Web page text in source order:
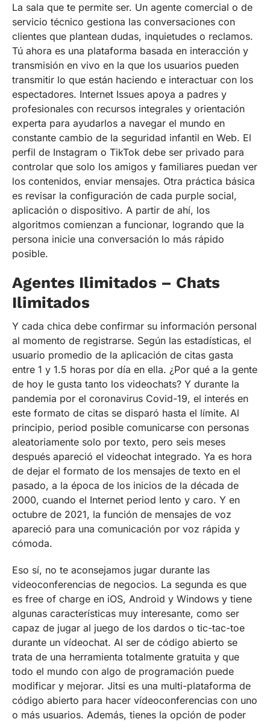
La sala que te permite ser. Un agente comercial o de
servicio técnico gestiona las conversaciones con
clientes que plantean dudas, inquietudes o reclamos.
Tú ahora es una plataforma basada en interacción y
transmisión en vivo en la que los usuarios pueden
transmitir lo que están haciendo e interactuar con los
espectadores. Internet Issues apoya a padres y
profesionales con recursos integrales y orientación
experta para ayudarlos a navegar el mundo en
constante cambio de la seguridad infantil en Web. El
perfil de Instagram o TikTok debe ser privado para
controlar que solo los amigos y familiares puedan ver
los contenidos, enviar mensajes. Otra práctica básica
es revisar la configuración de cada purple social,
aplicación o dispositivo. A partir de ahí, los
algoritmos comienzan a funcionar, logrando que la
persona inicie una conversación lo más rápido
posible.
Agentes Ilimitados – Chats
Ilimitados
Y cada chica debe confirmar su información personal
al momento de registrarse. Según las estadísticas, el
usuario promedio de la aplicación de citas gasta
entre 1 y 1.5 horas por día en ella. ¿Por qué a la gente
de hoy le gusta tanto los videochats? Y durante la
pandemia por el coronavirus Covid-19, el interés en
este formato de citas se disparó hasta el límite. Al
principio, period posible comunicarse con personas
aleatoriamente solo por texto, pero seis meses
después apareció el videochat integrado. Ya es hora
de dejar el formato de los mensajes de texto en el
pasado, a la época de los inicios de la década de
2000, cuando el Internet period lento y caro. Y en
octubre de 2021, la función de mensajes de voz
apareció para una comunicación por voz rápida y
cómoda.
Eso sí, no te aconsejamos jugar durante las
videoconferencias de negocios. La segunda es que
es free of charge en iOS, Android y Windows y tiene
algunas características muy interesante, como ser
capaz de jugar al juego de los dardos o tic-tac-toe
durante un vídeochat. Al ser de código abierto se
trata de una herramienta totalmente gratuita y que
todo el mundo con algo de programación puede
modificar y mejorar. Jitsi es una multi-plataforma de
código abierto para hacer vídeoconferencias con uno
o más usuarios. Además, tienes la opción de poder